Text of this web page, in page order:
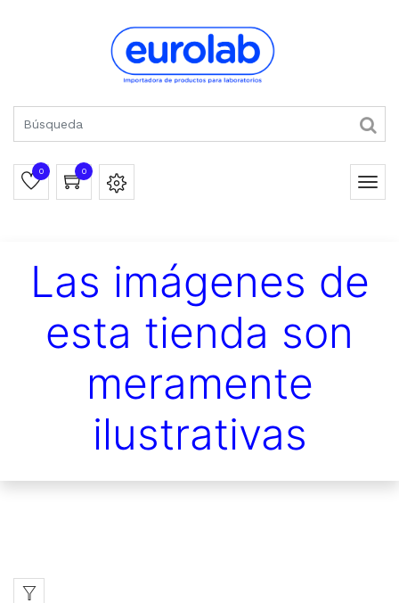
0 0
Las imágenes de
esta tienda son
meramente
ilustrativas